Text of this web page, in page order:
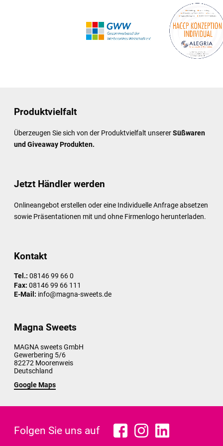
Produktvielfalt
Überzeugen Sie sich von der Produktvielfalt unsererSüßwaren
und Giveaway Produkten.
Jetzt Händler werden
Onlineangebot erstellen oder eine Individuelle Anfrage absetzen
sowie Präsentationen mit und ohne Firmenlogo herunterladen.
Kontakt
Tel.: 08146 99 66 0
Fax: 08146 99 66 111
E-Mail: info@magna-sweets.de
Magna Sweets
MAGNA sweets GmbH
Gewerbering 5/6
82272 Moorenweis
Deutschland
Google Maps
Folgen Sie uns auf